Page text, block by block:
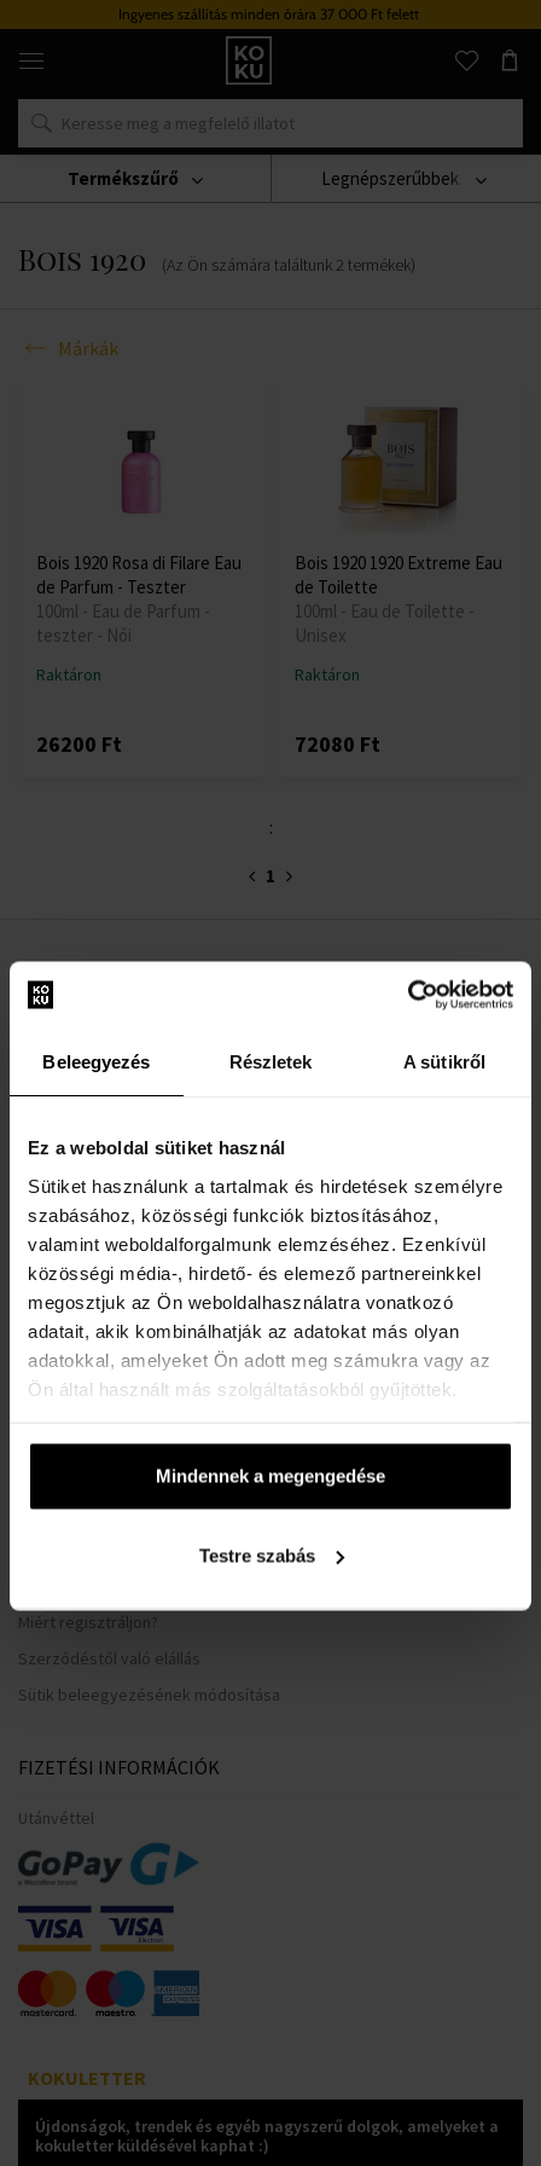
Beleegyezés Részletek A sütikről
Ez a weboldal sütiket használ
Sütiket használunk a tartalmak és hirdetések személyre
szabásához, közösségi funkciók biztosításához,
valamint weboldalforgalmunk elemzéséhez. Ezenkívül
közösségi média-, hirdető- és elemező partnereinkkel
megosztjuk az Ön weboldalhasználatra vonatkozó
adatait, akik kombinálhatják az adatokat más olyan
adatokkal, amelyeket Ön adott meg számukra vagy az
Ön által használt más szolgáltatásokból gyűjtöttek.
Mindennek a megengedése
Testre szabás
Ingyenes szállítás minden órára 37 000 Ft felett
Eredeti
parfümök
órák
egy
Márkák Bois 1920
Bois 1920 (Az Ön számára találtunk 2 termékek)
Legnépszerűbbek
Márkák
Termékszűrő
Bois 1920 Rosa di Filare Eau
de Parfum - Teszter
100ml - Eau de Parfum -
teszter - Női
Raktáron
26200 Ft
Bois 1920 1920 Extreme Eau
de Toilette
100ml - Eau de Toilette -
Unisex
Raktáron
72080 Ft
:
1
HASZNOS INFORMÁCIÓK
Kapcsolatfelvételi űrlap
Kapcsolat
Hűségrendszer
Általános Szerződési Feltételek
Adatvédelmi nyilatkozat
Reklamációs űrlap
Szállítási információk
Mikor kapom meg a megrendelt árut?
Miért a Koku.hu?
Teszter parfüm jelentése
A karórák vízállósága
Miért regisztráljon?
Szerződéstől való elállás
Sütik beleegyezésének módosítása
FIZETÉSI INFORMÁCIÓK
Utánvéttel
KOKULETTER
Újdonságok, trendek és egyéb nagyszerű dolgok, amelyeket a
kokuletter küldésével kaphat :)